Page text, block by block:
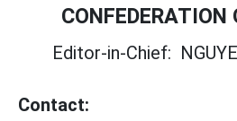
CONFEDERATION
Editor-in-Chief:
Contact: